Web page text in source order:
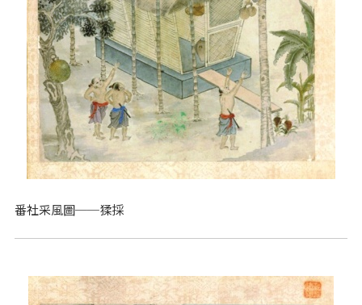
番社采風圖──猱採